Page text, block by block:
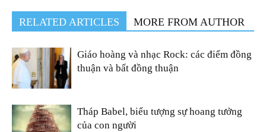
RELATED ARTICLES MORE FROM AUTHOR
Giáo hoàng và nhạc Rock: các điểm đồng
thuận và bất đồng thuận
Tháp Babel, biểu tượng sự hoang tưởng
của con người